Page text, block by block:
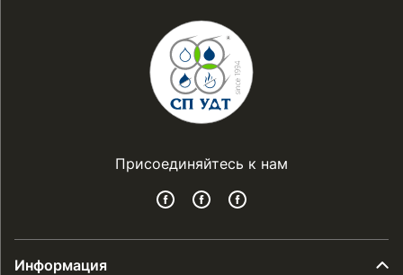
Присоединяйтесь к нам
Информация